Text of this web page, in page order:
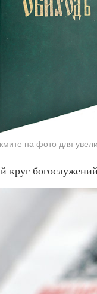
на фото для
круг